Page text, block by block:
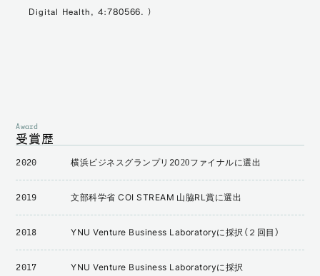
Digital Health, 4:780566. ）
受賞歴
Award
2020 横浜ビジネスグランプリ2020ファイナルに選出
2019 文部科学省 COI STREAM 山脇RL賞に選出
2018 YNU Venture Business Laboratoryに採択（２回目）
2017 YNU Venture Business Laboratoryに採択